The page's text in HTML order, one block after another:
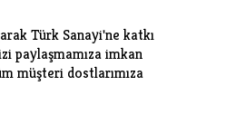
Türk Sanayi'ne katkı
paylaşmamıza imkan
müşteri dostlarımıza